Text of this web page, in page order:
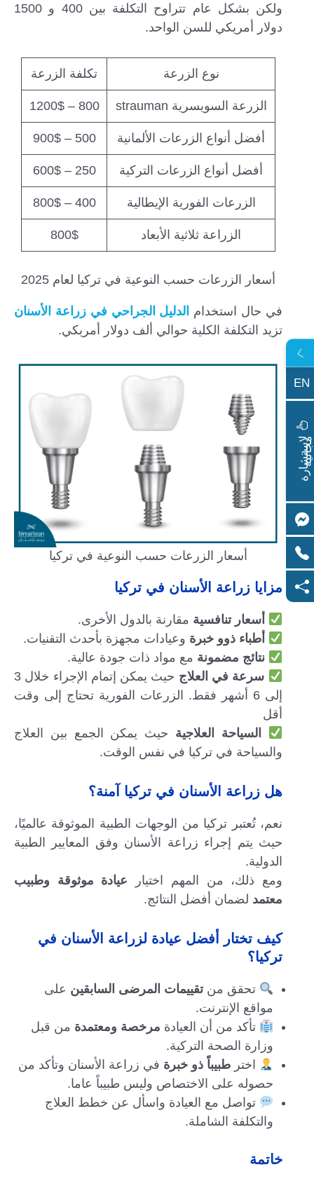
ولكن بشكل عام تتراوح التكلفة بين 400 و 1500
دولار أمريكي للسن الواحد.
نوع الزرعة تكلفة الزرعة
الزرعة السويسرية strauman 800 – 1200$
أفضل أنواع الزرعات الألمانية 500 – 900$
أفضل أنواع الزرعات التركية 250 – 600$
الزرعات الفورية الإيطالية 400 – 800$
الزراعة ثلاثية الأبعاد 800$
أسعار الزرعات حسب النوعية في تركيا لعام 2025
في حال استخدام الدليل الجراحي في زراعة الأسنان
تزيد التكلفة الكلية حوالي ألف دولار أمريكي.
أسعار الزرعات حسب النوعية في تركيا
مزايا زراعة الأسنان في تركيا
أسعار تنافسية مقارنة بالدول الأخرى.
أطباء ذوو خبرة وعيادات مجهزة بأحدث التقنيات.
نتائج مضمونة مع مواد ذات جودة عالية.
سرعة في العلاج
حيث يمكن إتمام الإجراء خلال 3
إلى 6 أشهر فقط. الزرعات الفورية تحتاج إلى وقت
أقل
السياحة العلاجية حيث يمكن الجمع بين العلاج
والسياحة في تركيا في نفس الوقت.
هل زراعة الأسنان في تركيا آمنة؟
نعم، تُعتبر تركيا من الوجهات الطبية الموثوقة عالميًا،
حيث يتم إجراء زراعة الأسنان وفق المعايير الطبية
الدولية.
ومع ذلك، من المهم اختيار عيادة موثوقة وطبيب
معتمد لضمان أفضل النتائج.
كيف تختار أفضل عيادة لزراعة الأسنان في
تركيا؟
تحقق منتقييمات المرضى السابقين على
مواقع الإنترنت.
تأكد من أن العيادة مرخصة ومعتمدة من قبل
وزارة الصحة التركية.
اخترطبيباً ذو خبرة في زراعة الأسنان وتأكد من
حصوله على الاختصاص وليس طبيباً عاما.
تواصل مع العيادة واسأل عن خطط العلاج
والتكلفة الشاملة.
خاتمة
EN
ل
ا
س
ت
ش
ا
ر
ة
م
ج
ا
ن
ي
ة